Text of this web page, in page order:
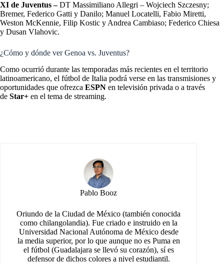
XI de Juventus –DT Massimiliano Allegri – Wojciech Szczesny;
Bremer, Federico Gatti y Danilo; Manuel Locatelli, Fabio Miretti,
Weston McKennie, Filip Kostic y Andrea Cambiaso; Federico Chiesa
y Dusan Vlahovic.
¿Cómo y dónde ver Genoa vs. Juventus?
Como ocurrió durante las temporadas más recientes en el territorio
latinoamericano, el fútbol de Italia podrá verse en las transmisiones y
oportunidades que ofrezca ESPN en televisión privada o a través
de Star+ en el tema de streaming.
Pablo Booz
Oriundo de la Ciudad de México (también conocida
como chilangolandia). Fue criado e instruido en la
Universidad Nacional Autónoma de México desde
la media superior, por lo que aunque no es Puma en
el fútbol (Guadalajara se llevó su corazón), sí es
defensor de dichos colores a nivel estudiantil.